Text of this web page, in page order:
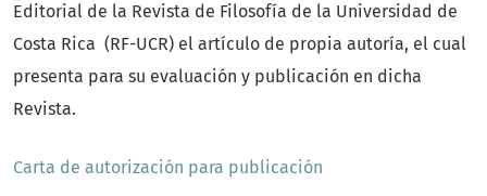
Editorial de la Revista de Filosofía de la Universidad de
Costa Rica (RF-UCR) el artículo de propia autoría, el cual
presenta para su evaluación y publicación en dicha
Revista.
Carta de autorización para publicación